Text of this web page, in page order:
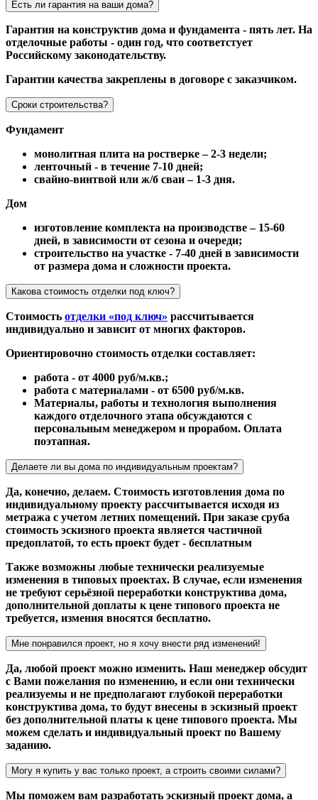
Есть ли гарантия на ваши дома?
Гарантия на конструктив дома и фундамента - пять лет. На
отделочные работы - один год, что соответстует
Российскому законодательству.
Гарантии качества закреплены в договоре с заказчиком.
Сроки строительства?
Фундамент
монолитная плита на ростверке – 2-3 недели;
ленточный - в течение 7-10 дней;
свайно-винтвой или ж/б сваи – 1-3 дня.
Дом
изготовление комплекта на производстве – 15-60
дней, в зависимости от сезона и очереди;
строительство на участке - 7-40 дней в зависимости
от размера дома и сложности проекта.
Какова стоимость отделки под ключ?
Стоимость отделки «под ключ» рассчитывается
индивидуально и зависит от многих факторов.
Ориентировочно стоимость отделки составляет:
работа - от 4000 руб/м.кв.;
работа с материалами - от 6500 руб/м.кв.
Материалы, работы и технология выполнения
каждого отделочного этапа обсуждаются с
персональным менеджером и прорабом. Оплата
поэтапная.
Делаете ли вы дома по индивидуальным проектам?
Да, конечно, делаем. Стоимость изготовления дома по
индивидуальному проекту рассчитывается исходя из
метража с учетом летних помещений. При заказе сруба
стоимость эскизного проекта является частичной
предоплатой, то есть проект будет - бесплатным
Также возможны любые технически реализуемые
изменения в типовых проектах. В случае, если изменения
не требуют серьёзной переработки конструктива дома,
дополнительной доплаты к цене типового проекта не
требуется, измения вносятся бесплатно.
Мне понравился проект, но я хочу внести ряд изменений!
Да, любой проект можно изменить. Наш менеджер обсудит
с Вами пожелания по изменению, и если они технически
реализуемы и не предполагают глубокой переработки
конструктива дома, то будут внесены в эскизный проект
без дополнительной платы к цене типового проекта. Мы
можем сделать и индивидуальный проект по Вашему
заданию.
Могу я купить у вас только проект, а строить своими силами?
Мы поможем вам разработать эскизный проект дома, а